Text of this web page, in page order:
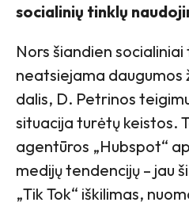
socialinių tinklų
Nors šiandien socialiniai
neatsiejama daugumos
dalis, D. Petrinos
situacija turėtų keistos.
agentūros „Hubspot“
medijų tendencijų – jau
„Tik Tok“ iškilimas,